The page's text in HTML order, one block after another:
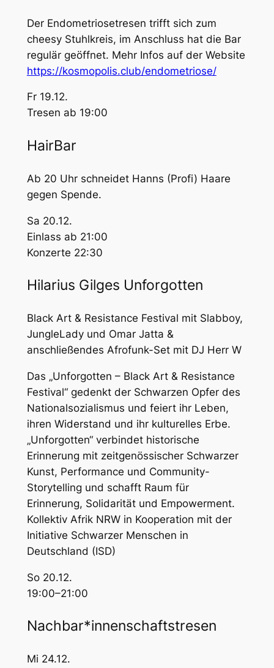
Der Endometriosetresen trifft sich zum
cheesy Stuhlkreis, im Anschluss hat die Bar
regulär geöffnet. Mehr Infos auf der Website
https://kosmopolis.club/endometriose/
Fr 19.12.
Tresen ab 19:00
HairBar
Ab 20 Uhr schneidet Hanns (Profi) Haare
gegen Spende.
Sa 20.12.
Einlass ab 21:00
Konzerte 22:30
Hilarius Gilges Unforgotten
Black Art & Resistance Festival mit Slabboy,
JungleLady und Omar Jatta &
anschließendes Afrofunk-Set mit DJ Herr W
Das „Unforgotten – Black Art & Resistance
Festival“ gedenkt der Schwarzen Opfer des
Nationalsozialismus und feiert ihr Leben,
ihren Widerstand und ihr kulturelles Erbe.
„Unforgotten“ verbindet historische
Erinnerung mit zeitgenössischer Schwarzer
Kunst, Performance und Community-
Storytelling und schafft Raum für
Erinnerung, Solidarität und Empowerment.
Kollektiv Afrik NRW in Kooperation mit der
Initiative Schwarzer Menschen in
Deutschland (ISD)
So 20.12.
19:00–21:00
Nachbar*innenschaftstresen
Mi 24.12.